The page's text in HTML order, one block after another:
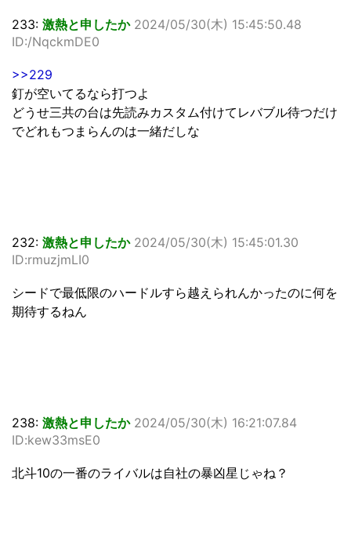
233: 激熱と申したか 2024/05/30(木) 15:45:50.48
ID:/NqckmDE0
>>229
釘が空いてるなら打つよ
どうせ三共の台は先読みカスタム付けてレバブル待つだけ
でどれもつまらんのは一緒だしな
232: 激熱と申したか 2024/05/30(木) 15:45:01.30
ID:rmuzjmLI0
シードで最低限のハードルすら越えられんかったのに何を
期待するねん
238: 激熱と申したか 2024/05/30(木) 16:21:07.84
ID:kew33msE0
北斗10の一番のライバルは自社の暴凶星じゃね？